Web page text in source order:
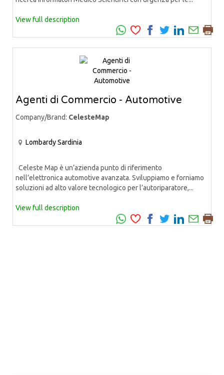
View full description
Agenti di Commercio - Automotive
Company/Brand: CelesteMap
LombardySardinia
Celeste Map è un’azienda punto di riferimento
nell’elettronica automotive avanzata. Sviluppiamo e forniamo
soluzioni ad alto valore tecnologico per l’autoriparatore,...
View full description